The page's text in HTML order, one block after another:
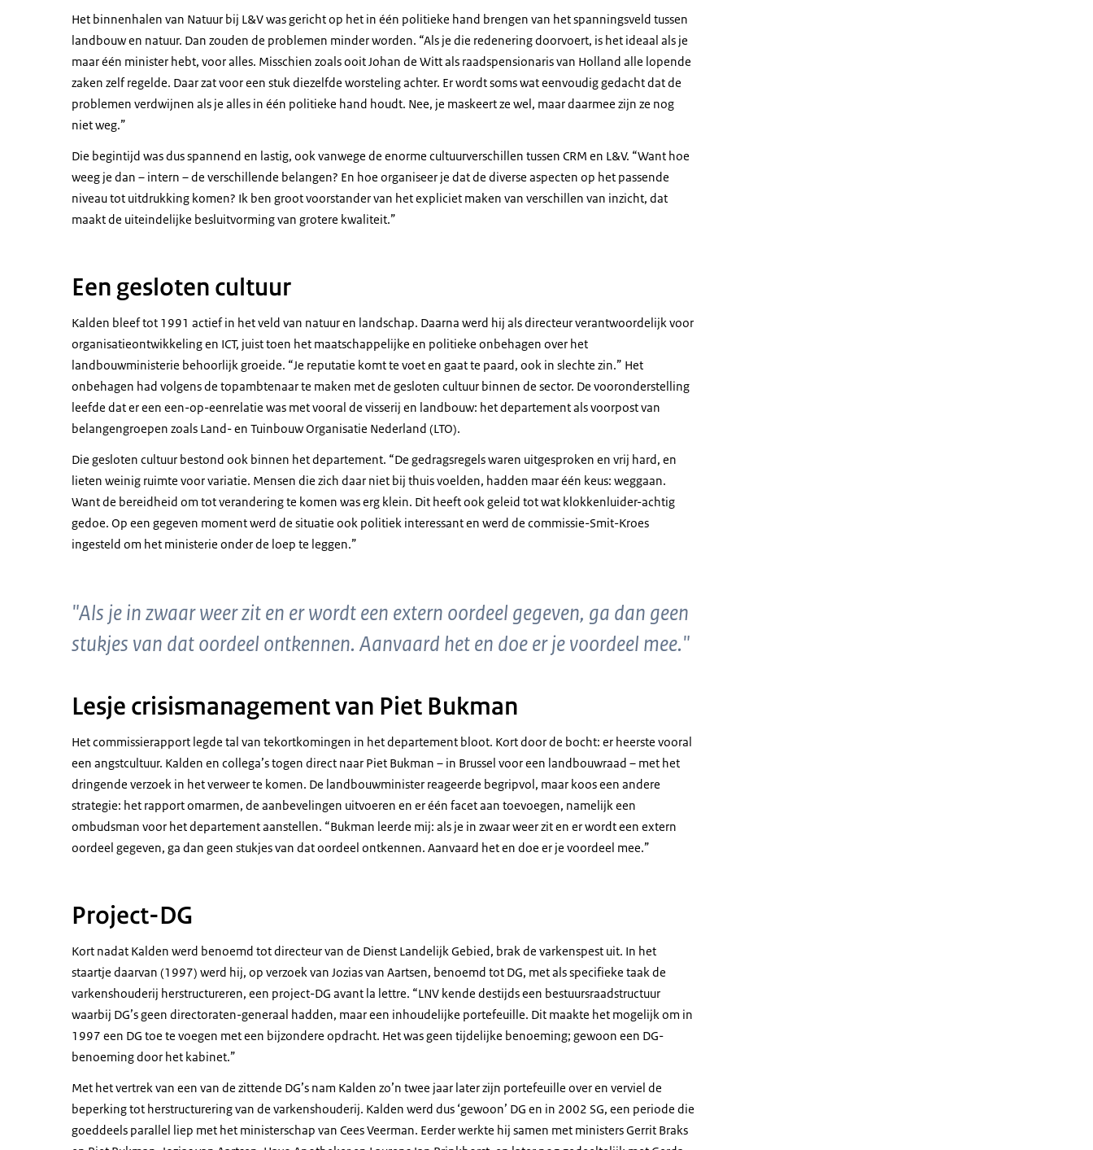
Het binnenhalen van Natuur bij L&V was gericht op het in één politieke hand brengen van het spanningsveld tussen
landbouw en natuur. Dan zouden de problemen minder worden. “Als je die redenering doorvoert, is het ideaal als je
maar één minister hebt, voor alles. Misschien zoals ooit Johan de Witt als raadspensionaris van Holland alle lopende
zaken zelf regelde. Daar zat voor een stuk diezelfde worsteling achter. Er wordt soms wat eenvoudig gedacht dat de
problemen verdwijnen als je alles in één politieke hand houdt. Nee, je maskeert ze wel, maar daarmee zijn ze nog
niet weg.”
Die begintijd was dus spannend en lastig, ook vanwege de enorme cultuurverschillen tussen CRM en L&V. “Want hoe
weeg je dan – intern – de verschillende belangen? En hoe organiseer je dat de diverse aspecten op het passende
niveau tot uitdrukking komen? Ik ben groot voorstander van het expliciet maken van verschillen van inzicht, dat
maakt de uiteindelijke besluitvorming van grotere kwaliteit.”
Een gesloten cultuur
Kalden bleef tot 1991 actief in het veld van natuur en landschap. Daarna werd hij als directeur verantwoordelijk voor
organisatieontwikkeling en ICT, juist toen het maatschappelijke en politieke onbehagen over het
landbouwministerie behoorlijk groeide. “Je reputatie komt te voet en gaat te paard, ook in slechte zin.” Het
onbehagen had volgens de topambtenaar te maken met de gesloten cultuur binnen de sector. De vooronderstelling
leefde dat er een een-op-eenrelatie was met vooral de visserij en landbouw: het departement als voorpost van
belangengroepen zoals Land- en Tuinbouw Organisatie Nederland (LTO).
Die gesloten cultuur bestond ook binnen het departement. “De gedragsregels waren uitgesproken en vrij hard, en
lieten weinig ruimte voor variatie. Mensen die zich daar niet bij thuis voelden, hadden maar één keus: weggaan.
Want de bereidheid om tot verandering te komen was erg klein. Dit heeft ook geleid tot wat klokkenluider-achtig
gedoe. Op een gegeven moment werd de situatie ook politiek interessant en werd de commissie-Smit-Kroes
ingesteld om het ministerie onder de loep te leggen.”
"Als je in zwaar weer zit en er wordt een extern oordeel gegeven, ga dan geen
stukjes van dat oordeel ontkennen. Aanvaard het en doe er je voordeel mee."
Lesje crisismanagement van Piet Bukman
Het commissierapport legde tal van tekortkomingen in het departement bloot. Kort door de bocht: er heerste vooral
een angstcultuur. Kalden en collega’s togen direct naar Piet Bukman – in Brussel voor een landbouwraad – met het
dringende verzoek in het verweer te komen. De landbouwminister reageerde begripvol, maar koos een andere
strategie: het rapport omarmen, de aanbevelingen uitvoeren en er één facet aan toevoegen, namelijk een
ombudsman voor het departement aanstellen. “Bukman leerde mij: als je in zwaar weer zit en er wordt een extern
oordeel gegeven, ga dan geen stukjes van dat oordeel ontkennen. Aanvaard het en doe er je voordeel mee.”
Project-DG
Kort nadat Kalden werd benoemd tot directeur van de Dienst Landelijk Gebied, brak de varkenspest uit. In het
staartje daarvan (1997) werd hij, op verzoek van Jozias van Aartsen, benoemd tot DG, met als specifieke taak de
varkenshouderij herstructureren, een project-DG avant la lettre. “LNV kende destijds een bestuursraadstructuur
waarbij DG’s geen directoraten-generaal hadden, maar een inhoudelijke portefeuille. Dit maakte het mogelijk om in
1997 een DG toe te voegen met een bijzondere opdracht. Het was geen tijdelijke benoeming; gewoon een DG-
benoeming door het kabinet.”
Met het vertrek van een van de zittende DG’s nam Kalden zo’n twee jaar later zijn portefeuille over en verviel de
beperking tot herstructurering van de varkenshouderij. Kalden werd dus ‘gewoon’ DG en in 2002 SG, een periode die
goeddeels parallel liep met het ministerschap van Cees Veerman. Eerder werkte hij samen met ministers Gerrit Braks